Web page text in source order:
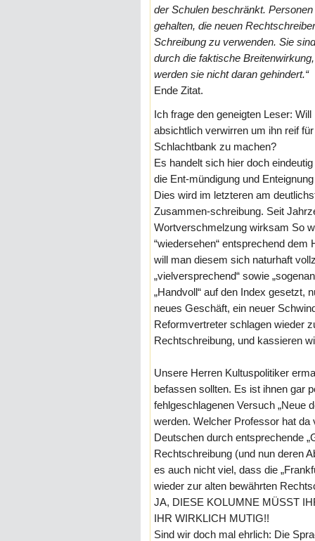
der Schulen beschränkt.
gehalten, die neuen
Schreibung zu verwenden. Sie
durch die faktische
werden sie nicht daran gehindert.“
Ende Zitat.
Ich frage den geneigten Leser:
absichtlich verwirren um ihn reif
Schlachtbank zu machen?
Es handelt sich hier doch
die Ent-mündigung und
Dies wird im letzteren am
Zusammen-schreibung. Seit
Wortverschmelzung wirksam So
“wiedersehen“ entsprechend dem
will man diesem sich naturhaft
„vielversprechend“ sowie
„Handvoll“ auf den Index gesetzt,
neues Geschäft, ein neuer
Reformvertreter schlagen wieder
Rechtschreibung, und kassieren
Unsere Herren Kultuspolitiker
befassen sollten. Es ist ihnen gar
fehlgeschlagenen Versuch „Neue
werden. Welcher Professor hat
Deutschen durch entsprechende
Rechtschreibung (und nun deren
es auch nicht viel, dass die
wieder zur alten bewährten
JA, DIESE KOLUMNE MÜSST
IHR WIRKLICH MUTIG!!
Sind wir doch mal ehrlich: Die